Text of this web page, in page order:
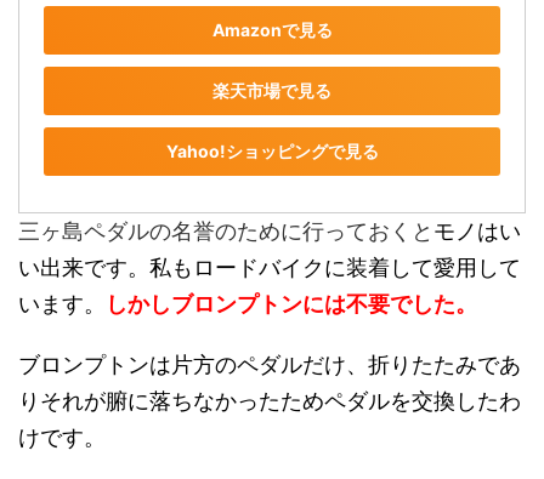
Amazonで見る
楽天市場で見る
Yahoo!ショッピングで見る
三ヶ島ペダルの名誉のために行っておくと モノはい
い出来です。私もロードバイクに装着して愛用して
います。
しかしブロンプトンには不要でした。
ブロンプトンは片方のペダルだけ、折りたたみであ
りそれが腑に落ちなかったためペダルを交換したわ
けです。